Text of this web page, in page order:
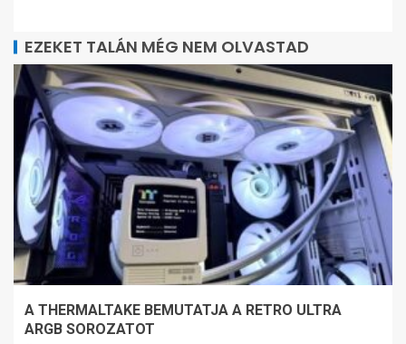
EZEKET TALÁN MÉG NEM OLVASTAD
A THERMALTAKE BEMUTATJA A RETRO ULTRA
ARGB SOROZATOT